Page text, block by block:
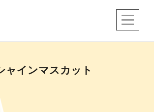
ャインマスカット